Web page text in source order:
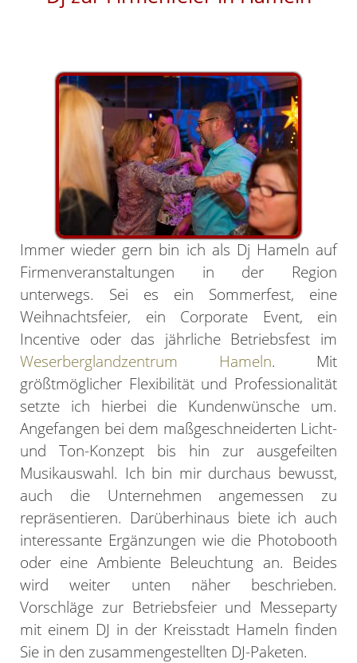
Immer wieder gern bin ich als Dj Hameln auf
Firmenveranstaltungen in der Region
unterwegs. Sei es ein Sommerfest, eine
Weihnachtsfeier, ein Corporate Event, ein
Incentive oder das jährliche Betriebsfest im
Weserberglandzentrum Hameln. Mit
größtmöglicher Flexibilität und Professionalität
setzte ich hierbei die Kundenwünsche um.
Angefangen bei dem maßgeschneiderten Licht-
und Ton-Konzept bis hin zur ausgefeilten
Musikauswahl. Ich bin mir durchaus bewusst,
auch die Unternehmen angemessen zu
repräsentieren. Darüberhinaus biete ich auch
interessante Ergänzungen wie die Photobooth
oder eine Ambiente Beleuchtung an. Beides
wird weiter unten näher beschrieben.
Vorschläge zur Betriebsfeier und Messeparty
mit einem DJ in der Kreisstadt Hameln finden
Sie in den zusammengestellten DJ-Paketen.